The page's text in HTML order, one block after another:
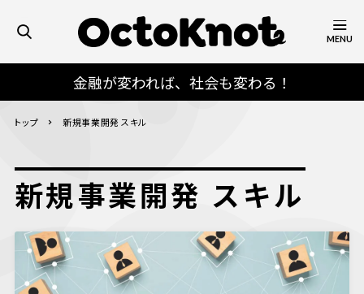
金融が変われば、社会も変わる！
MENU
トップ 新規事業開発 スキル
新規事業開発 スキル